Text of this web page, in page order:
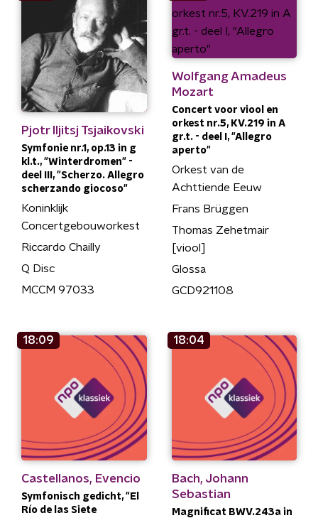
Pjotr Iljitsj Tsjaikovski
Symfonie nr.1, op.13 in g
kl.t., "Winterdromen" -
deel III, "Scherzo. Allegro
scherzando giocoso"
Koninklijk
Concertgebouworkest
Riccardo Chailly
Q Disc
MCCM 97033
Wolfgang Amadeus
Mozart
Concert voor viool en
orkest nr.5, KV.219 in A
gr.t. - deel I, "Allegro
aperto"
Orkest van de
Achttiende Eeuw
Frans Brüggen
Thomas Zehetmair
[viool]
Glossa
GCD921108
18:09
Castellanos, Evencio
Symfonisch gedicht, "El
Río de las Siete
18:04
Bach, Johann
Sebastian
Magnificat BWV.243a in